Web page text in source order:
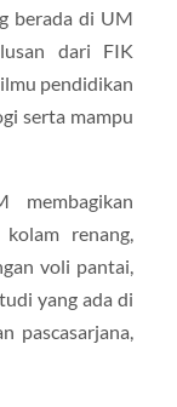
berada di UM
dari FIK
pendidikan
serta mampu
membagikan
renang,
voli pantai,
yang ada di
pascasarjana,